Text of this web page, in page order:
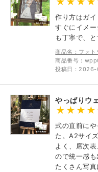
作り方はガイ
すぐにイメ
も丁寧で、
商品名：フォト
商品番号：
投稿日：
やっぱりウ
式の直前に
た。A2サイ
よく、席次
ので統一感
たくさん写